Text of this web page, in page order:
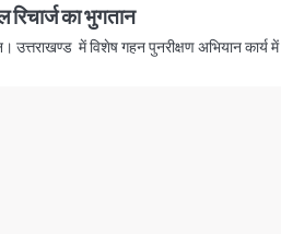
रिचार्ज का भुगतान
उत्तराखण्ड में विशेष गहन पुनरीक्षण अभियान कार्य में